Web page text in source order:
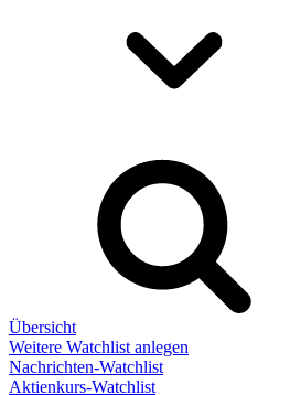
Übersicht
Weitere Watchlist anlegen
Nachrichten-Watchlist
Aktienkurs-Watchlist